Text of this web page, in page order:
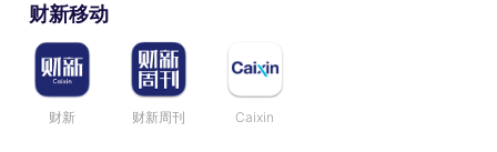
财新移动
财新 财新周刊 Caixin